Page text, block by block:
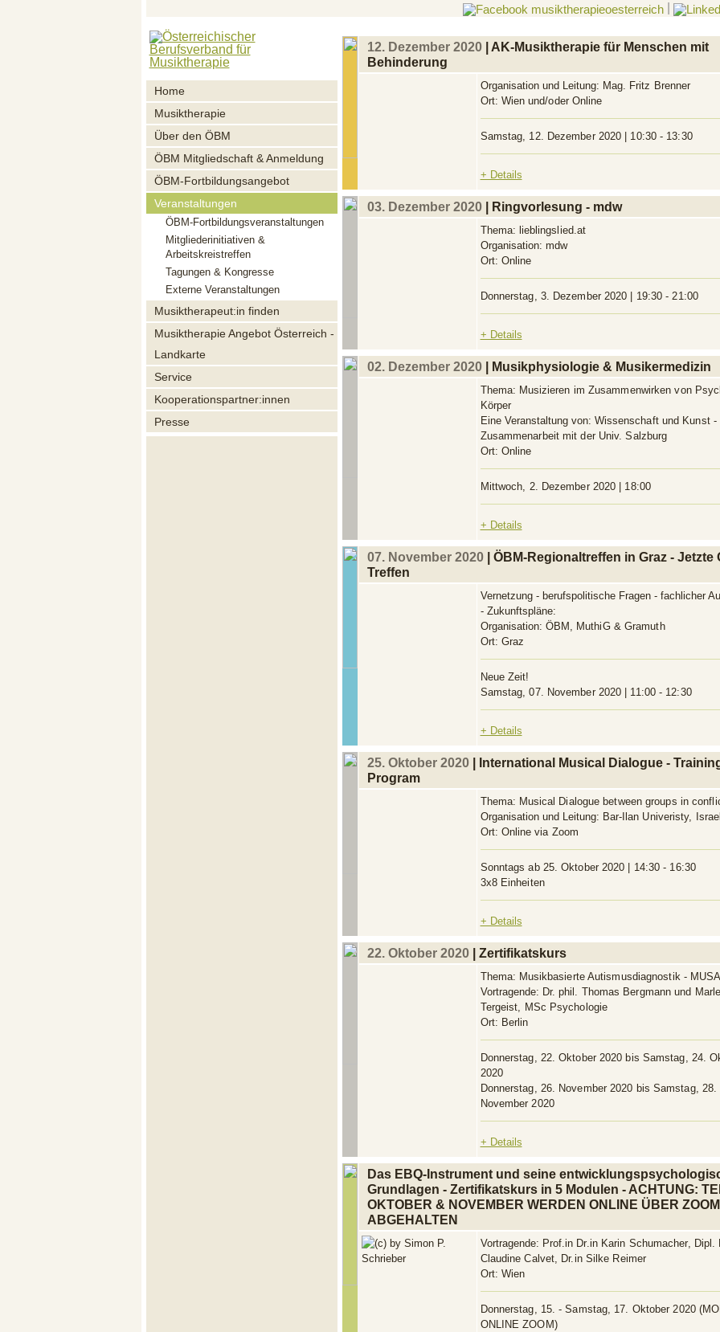
|
Home
Musiktherapie
Über den ÖBM
ÖBM Mitgliedschaft & Anmeldung
ÖBM-Fortbildungsangebot
Veranstaltungen
ÖBM-Fortbildungsveranstaltungen
Mitgliederinitiativen &
Arbeitskreistreffen
Tagungen & Kongresse
Externe Veranstaltungen
Musiktherapeut:in finden
Musiktherapie Angebot Österreich -
Landkarte
Service
Kooperationspartner:innen
Presse
12. Dezember 2020 | AK-Musiktherapie für Menschen mit
Behinderung
Organisation und Leitung: Mag. Fritz Brenner
Ort: Wien und/oder Online
Samstag, 12. Dezember 2020 | 10:30 - 13:30
+ Details
03. Dezember 2020 | Ringvorlesung - mdw
Thema: lieblingslied.at
Organisation: mdw
Ort: Online
Donnerstag, 3. Dezember 2020 | 19:30 - 21:00
+ Details
02. Dezember 2020 | Musikphysiologie & Musikermedizin
Thema: Musizieren im Zusammenwirken von
Körper
Eine Veranstaltung von: Wissenschaft und Kunst -
Zusammenarbeit mit der Univ. Salzburg
Ort: Online
Mittwoch, 2. Dezember 2020 | 18:00
+ Details
07. November 2020 | ÖBM-Regionaltreffen in Graz - Jetzte
Treffen
Vernetzung - berufspolitische Fragen - fachlicher
- Zukunftspläne:
Organisation: ÖBM, MuthiG & Gramuth
Ort: Graz
Neue Zeit!
Samstag, 07. November 2020 | 11:00 - 12:30
+ Details
25. Oktober 2020 | International Musical Dialogue -
Program
Thema: Musical Dialogue between groups in
Organisation und Leitung: Bar-Ilan Univeristy, Israel
Ort: Online via Zoom
Sonntags ab 25. Oktober 2020 | 14:30 - 16:30
3x8 Einheiten
+ Details
22. Oktober 2020 | Zertifikatskurs
Thema: Musikbasierte Autismusdiagnostik -
Vortragende: Dr. phil. Thomas Bergmann und
Tergeist, MSc Psychologie
Ort: Berlin
Donnerstag, 22. Oktober 2020 bis Samstag, 24.
2020
Donnerstag, 26. November 2020 bis Samstag, 28.
November 2020
+ Details
Das EBQ-Instrument und seine
Grundlagen - Zertifikatskurs in 5 Modulen - ACHTUNG:
OKTOBER & NOVEMBER WERDEN ONLINE ÜBER ZOOM
ABGEHALTEN
Vortragende: Prof.in Dr.in Karin Schumacher, Dipl.
Claudine Calvet, Dr.in Silke Reimer
Ort: Wien
Donnerstag, 15. - Samstag, 17. Oktober 2020
ONLINE ZOOM)